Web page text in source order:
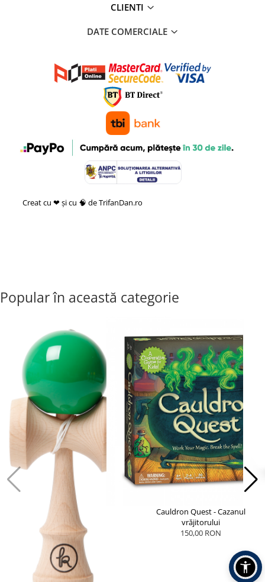
CLIENTI
DATE COMERCIALE
Creat cu ❤ și cu 🧠 de TrifanDan.ro
Popular în această categorie
Cauldron Quest - Cazanul
vrăjitorului
150,00 RON